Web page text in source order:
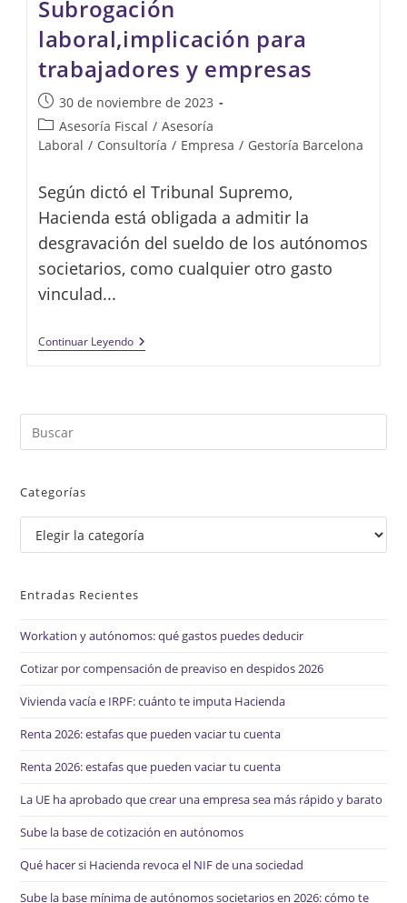
Subrogación
laboral,implicación para
trabajadores y empresas
Publicación
de
la
30 de noviembre de 2023
Categoría
de
entrada:
Asesoría Fiscal / Asesoría
Laboral / Consultoría / Empresa / Gestoría Barcelona
Según dictó el Tribunal Supremo,
Hacienda está obligada a admitir la
desgravación del sueldo de los autónomos
societarios, como cualquier otro gasto
vinculad...
Continuar LeyendoSubrogación
Laboral,implicación
Empresas
el
Categorías
Categorías
Entradas Recientes
Workation y autónomos: qué gastos puedes deducir
Cotizar por compensación de preaviso en despidos 2026
Vivienda vacía e IRPF: cuánto te imputa Hacienda
Renta 2026: estafas que pueden vaciar tu cuenta
Renta 2026: estafas que pueden vaciar tu cuenta
La UE ha aprobado que crear una empresa sea más rápido y barato
Sube la base de cotización en autónomos
Qué hacer si Hacienda revoca el NIF de una sociedad
Sube la base mínima de autónomos societarios en 2026: cómo te